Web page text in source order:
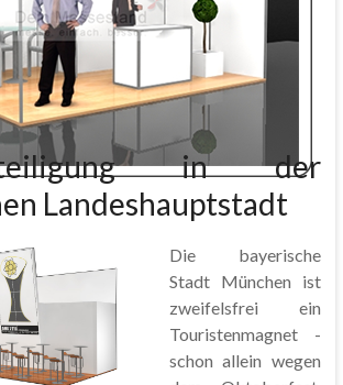
in der
Landeshauptstadt
Die bayerische
Stadt München ist
zweifelsfrei ein
Touristenmagnet -
schon allein wegen